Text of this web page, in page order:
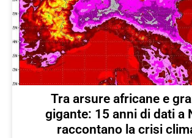
Tra arsure africane e
gigante: 15 anni di dati a
raccontano la crisi